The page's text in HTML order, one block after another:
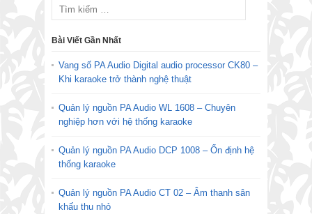
Bài Viết Gần Nhất
Vang số PA Audio Digital audio processor CK80 –
Khi karaoke trở thành nghệ thuật
Quản lý nguồn PA Audio WL 1608 – Chuyên
nghiệp hơn với hệ thống karaoke
Quản lý nguồn PA Audio DCP 1008 – Ổn định hệ
thống karaoke
Quản lý nguồn PA Audio CT 02 – Âm thanh sân
khấu thu nhỏ